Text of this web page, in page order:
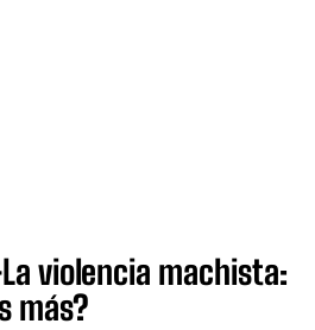
violencia machista:
más?